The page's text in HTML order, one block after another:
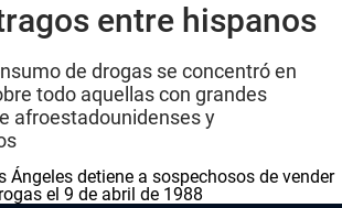
entre hispanos
de drogas se concentró en
todo aquellas con grandes
afroestadounidenses y